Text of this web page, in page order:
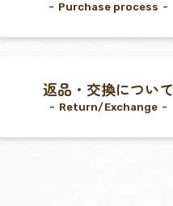
Purchase process
返品・交換について
Return/Exchange